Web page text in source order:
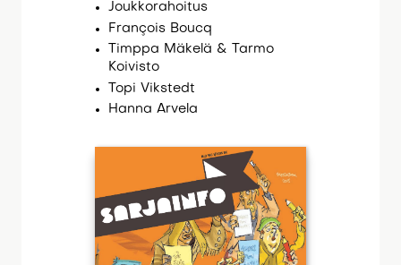
Joukkorahoitus
François Boucq
Timppa Mäkelä & Tarmo
Koivisto
Topi Vikstedt
Hanna Arvela